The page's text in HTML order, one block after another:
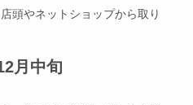
頭やネットショップから取り
月中旬